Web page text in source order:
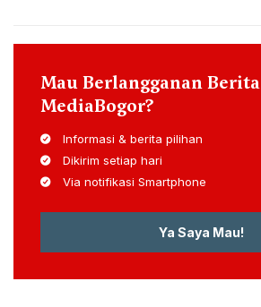
Mau Berlangganan Berita
MediaBogor?
Informasi & berita pilihan
Dikirim setiap hari
Via notifikasi Smartphone
Ya Saya Mau!